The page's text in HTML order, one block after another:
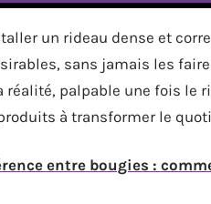
un rideau dense et
sans jamais les
réalité, palpable une fois le
à transformer le
entre bougies :